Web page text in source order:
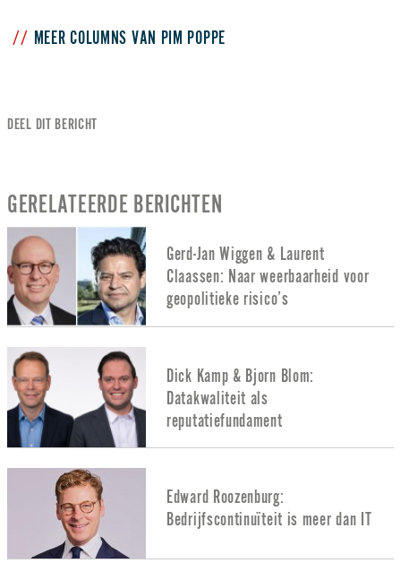
MEER COLUMNS VAN PIM POPPE
DEEL DIT BERICHT
GERELATEERDE BERICHTEN
Gerd-Jan Wiggen & Laurent
Claassen: Naar weerbaarheid voor
geopolitieke risico’s
Dick Kamp & Bjorn Blom:
Datakwaliteit als
reputatiefundament
Edward Roozenburg:
Bedrijfscontinuïteit is meer dan IT